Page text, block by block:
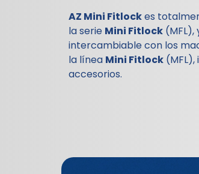
AZ Mini Fitlockes
la serie Mini Fitlock
intercambiable con los
la línea Mini Fitlock (MFL),
accesorios.